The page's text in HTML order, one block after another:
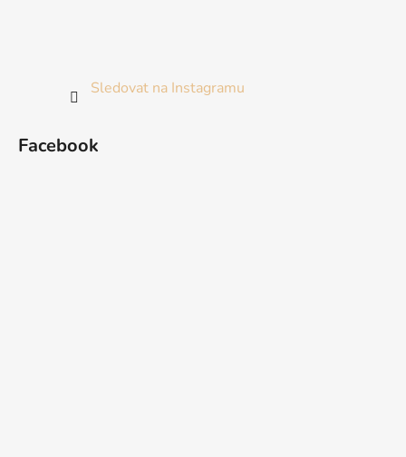
Sledovat na Instagramu
Facebook